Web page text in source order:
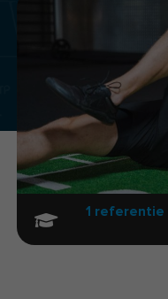
1 referentie